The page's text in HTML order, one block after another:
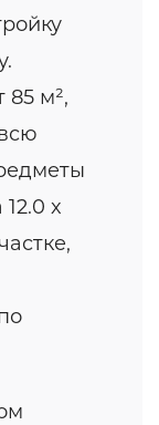
85 м²,
x